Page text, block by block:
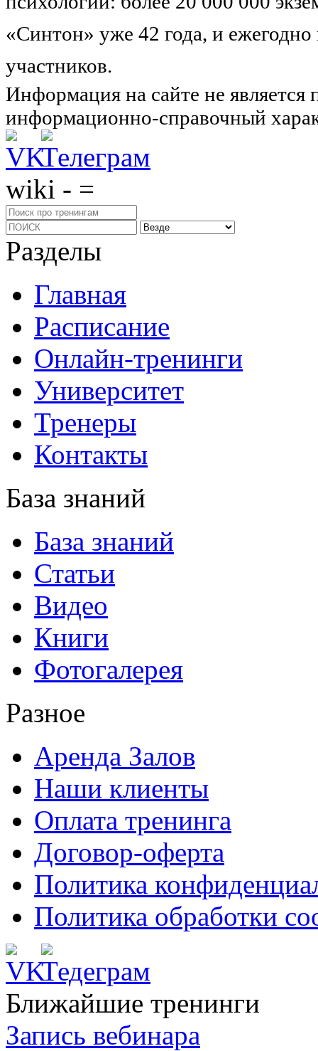
«Синтон» уже 42 года, и
участников.
Информация на сайте не
информационно-справочный
wiki - =
Разделы
Главная
Расписание
Онлайн-тренинги
Университет
Тренеры
Контакты
База знаний
База знаний
Статьи
Видео
Книги
Фотогалерея
Разное
Аренда Залов
Наши клиенты
Оплата тренинга
Договор-оферта
Политика
Политика обработки
Ближайшие тренинги
Запись вебинара